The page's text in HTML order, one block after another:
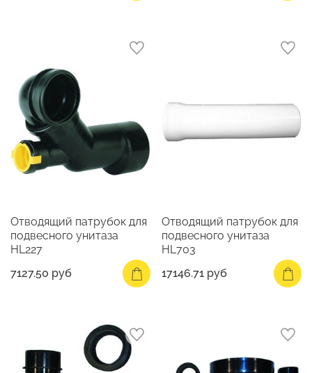
Отводящий патрубок для
подвесного унитаза
HL227
7127.50 руб
Отводящий патрубок для
подвесного унитаза
HL703
17146.71 руб